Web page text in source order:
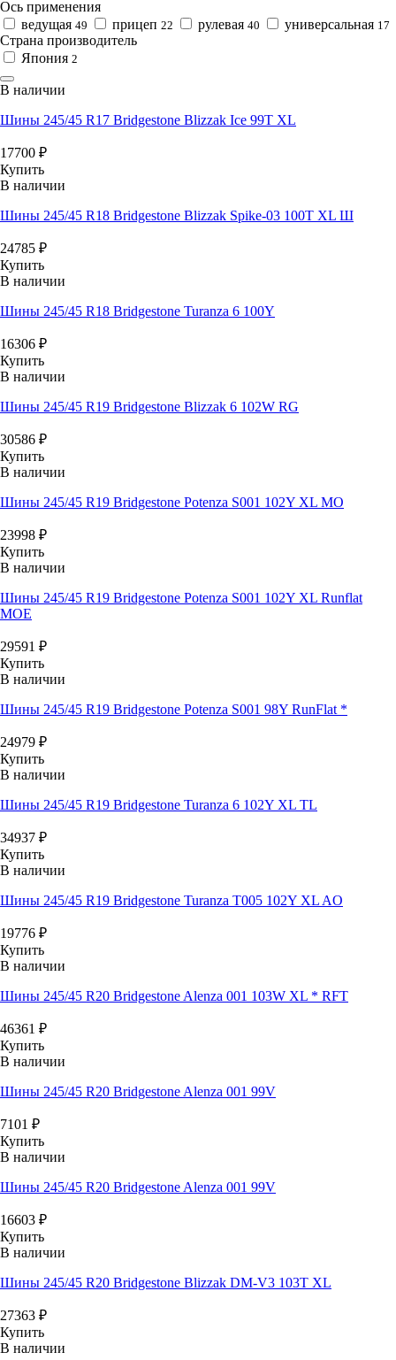
Ось применения
ведущая 49 прицеп 22 рулевая 40 универсальная 17
Страна производитель
Япония 2
В наличии
Шины 245/45 R17 Bridgestone Blizzak Ice 99T XL
17700 ₽
Купить
В наличии
Шины 245/45 R18 Bridgestone Blizzak Spike-03 100T XL Ш
24785 ₽
Купить
В наличии
Шины 245/45 R18 Bridgestone Turanza 6 100Y
16306 ₽
Купить
В наличии
Шины 245/45 R19 Bridgestone Blizzak 6 102W RG
30586 ₽
Купить
В наличии
Шины 245/45 R19 Bridgestone Potenza S001 102Y XL MO
23998 ₽
Купить
В наличии
Шины 245/45 R19 Bridgestone Potenza S001 102Y XL Runflat
MOE
29591 ₽
Купить
В наличии
Шины 245/45 R19 Bridgestone Potenza S001 98Y RunFlat *
24979 ₽
Купить
В наличии
Шины 245/45 R19 Bridgestone Turanza 6 102Y XL TL
34937 ₽
Купить
В наличии
Шины 245/45 R19 Bridgestone Turanza T005 102Y XL AO
19776 ₽
Купить
В наличии
Шины 245/45 R20 Bridgestone Alenza 001 103W XL * RFT
46361 ₽
Купить
В наличии
Шины 245/45 R20 Bridgestone Alenza 001 99V
7101 ₽
Купить
В наличии
Шины 245/45 R20 Bridgestone Alenza 001 99V
16603 ₽
Купить
В наличии
Шины 245/45 R20 Bridgestone Blizzak DM-V3 103T XL
27363 ₽
Купить
В наличии